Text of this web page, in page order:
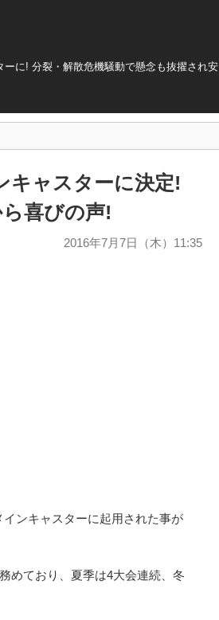
に! 分裂・解散危機騒動で懸念も抜擢され安
キャスターに決定!
喜びの声!
2016年7月7日（木）11:35
ンキャスターに起用された事が
めており、夏季は4大会連続、冬